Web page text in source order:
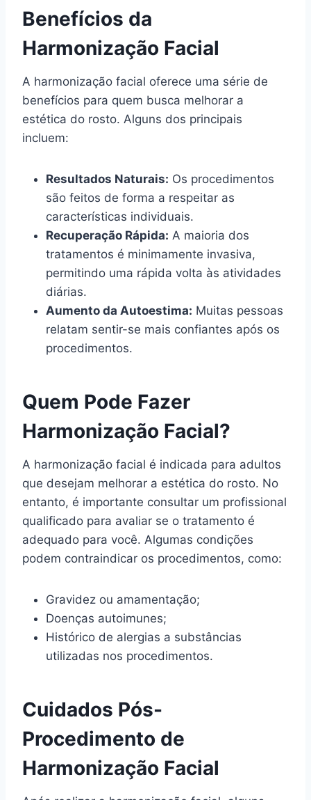
Benefícios da
Harmonização Facial
A harmonização facial oferece uma série de
benefícios para quem busca melhorar a
estética do rosto. Alguns dos principais
incluem:
Resultados Naturais: Os procedimentos
são feitos de forma a respeitar as
características individuais.
Recuperação Rápida: A maioria dos
tratamentos é minimamente invasiva,
permitindo uma rápida volta às atividades
diárias.
Aumento da Autoestima: Muitas pessoas
relatam sentir-se mais confiantes após os
procedimentos.
Quem Pode Fazer
Harmonização Facial?
A harmonização facial é indicada para adultos
que desejam melhorar a estética do rosto. No
entanto, é importante consultar um profissional
qualificado para avaliar se o tratamento é
adequado para você. Algumas condições
podem contraindicar os procedimentos, como:
Gravidez ou amamentação;
Doenças autoimunes;
Histórico de alergias a substâncias
utilizadas nos procedimentos.
Cuidados Pós-
Procedimento de
Harmonização Facial